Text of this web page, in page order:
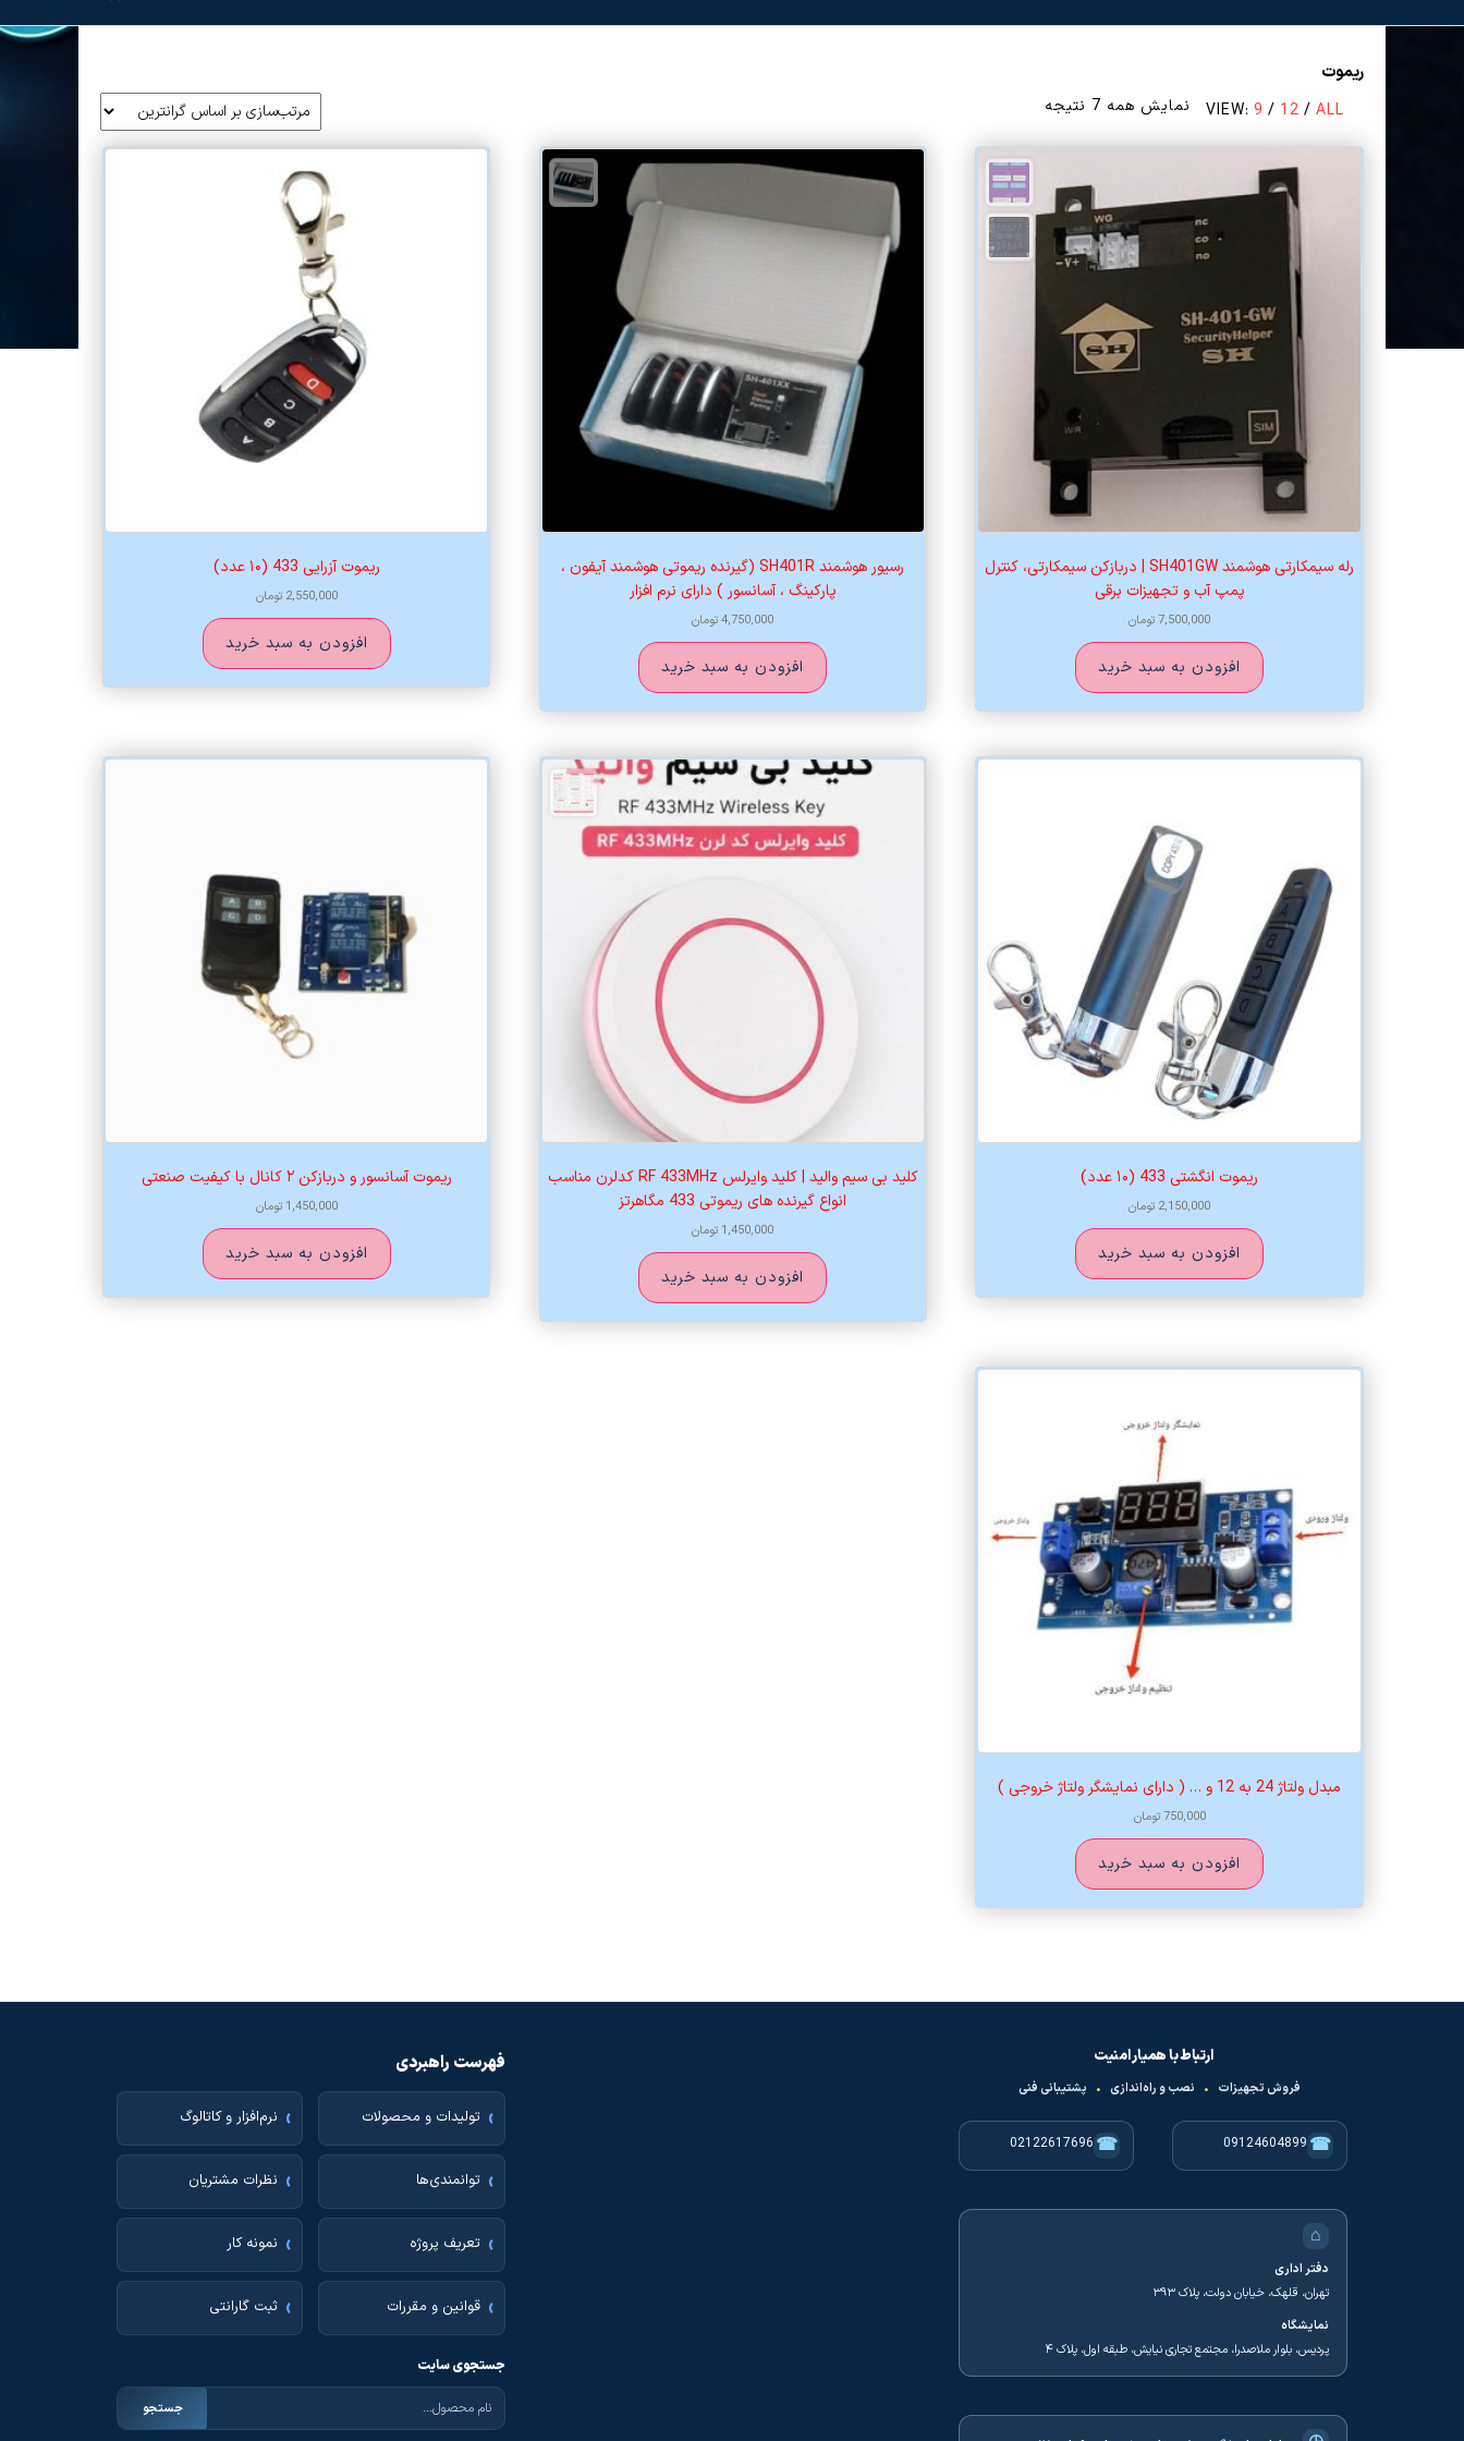
ریموت
VIEW: 9 / 12 / ALL نمایش همه 7 نتیجه
اساس
قیمت:
زیاد
به
رله سیمکارتی هوشمند SH401GW | دربازکن سیمکارتی، کنترل
پمپ آب و تجهیزات برقی
7,500,000تومان
افزودن به سبد خرید
رسیور هوشمند SH401R (گیرنده ریموتی هوشمند آیفون ،
پارکینگ ، آسانسور ) دارای نرم افزار
4,750,000تومان
افزودن به سبد خرید
ریموت آزرایی 433 (۱۰ عدد)
2,550,000 تومان
افزودن به سبد خرید
ریموت انگشتی 433 (۱۰ عدد)
2,150,000 تومان
افزودن به سبد خرید
کلید بی سیم والید | کلید وایرلس RF 433MHz کدلرن مناسب
انواع گیرنده های ریموتی 433 مگاهرتز
1,450,000 تومان
افزودن به سبد خرید
ریموت آسانسور و دربازکن ۲ کانال با کیفیت صنعتی
1,450,000 تومان
افزودن به سبد خرید
مبدل ولتاژ 24 به 12 و … ( دارای نمایشگر ولتاژ خروجی )
750,000تومان
افزودن به سبد خرید
ارتباط با همیار امنیت
فروش تجهیزات • نصب و راه‌اندازی • پشتیبانی فنی
☎
09124604899
☎
02122617696
⌂
دفتر اداری
تهران، قلهک، خیابان دولت، پلاک ۳۹۳
نمایشگاه
پردیس، بلوار ملاصدرا، مجتمع تجاری نیایش، طبقه اول، پلاک ۴
فهرست راهبردی
تولیدات و محصولات نرم‌افزار و کاتالوگ
توانمندی‌ها نظرات مشتریان
تعریف پروژه نمونه کار
قوانین و مقررات ثبت گارانتی
جستجوی سایت
جستجو